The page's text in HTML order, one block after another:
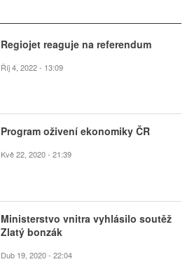
Regiojet reaguje na referendum
Říj 4, 2022 - 13:09
Program oživení ekonomiky ČR
Kvě 22, 2020 - 21:39
Ministerstvo vnitra vyhlásilo soutěž
Zlatý bonzák
Dub 19, 2020 - 22:04